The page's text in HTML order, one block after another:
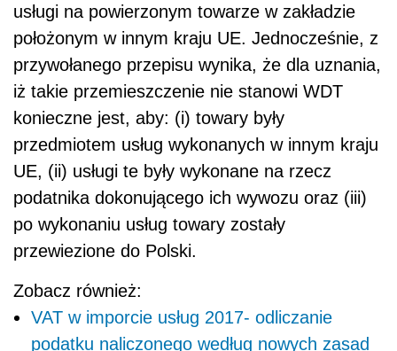
usługi na powierzonym towarze w zakładzie
położonym w innym kraju UE. Jednocześnie, z
przywołanego przepisu wynika, że dla uznania,
iż takie przemieszczenie nie stanowi WDT
konieczne jest, aby: (i) towary były
przedmiotem usług wykonanych w innym kraju
UE, (ii) usługi te były wykonane na rzecz
podatnika dokonującego ich wywozu oraz (iii)
po wykonaniu usług towary zostały
przewiezione do Polski.
Zobacz również:
VAT w imporcie usług 2017- odliczanie
podatku naliczonego według nowych zasad